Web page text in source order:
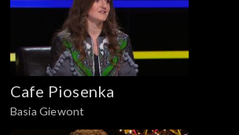
Cafe Piosenka
Basia Giewont